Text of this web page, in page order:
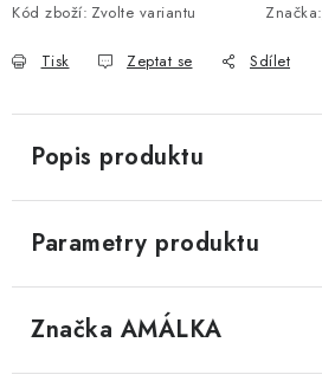
Kód zboží: Zvolte variantu Značka:
Tisk Zeptat se Sdílet
Popis produktu
Parametry produktu
Značka AMÁLKA